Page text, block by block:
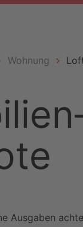
Wohnung
Ausgaben